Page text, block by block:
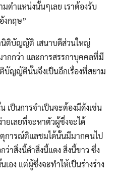
มตำแหน่งนั้นๆเลย เราต้องรับ
งกฤษ”
นิติบัญญัติ เสนาบดีส่วนใหญ่
กกว่า และการสรรกาบุคคลที่มี
ญญัตินั้นจึงเป็นอีกเรื่องที่สยาม
เป็นการจำเป็นจะต้องมีดังเช่น
ายเลยที่จะหาตัวผู้ซึ่งจะได้
การณ์ติแลชมได้นั้นมีมากคนไป
าสิ่งนี้ดำสิ่งนี้แดง สิ่งนี้ขาว ซึ่ง
อง แต่ผู้ซึ่งจะทำให้เป็นร่างร่าง